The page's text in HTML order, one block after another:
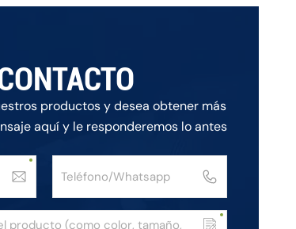
productos y desea obtener más
aquí y le responderemos lo antes